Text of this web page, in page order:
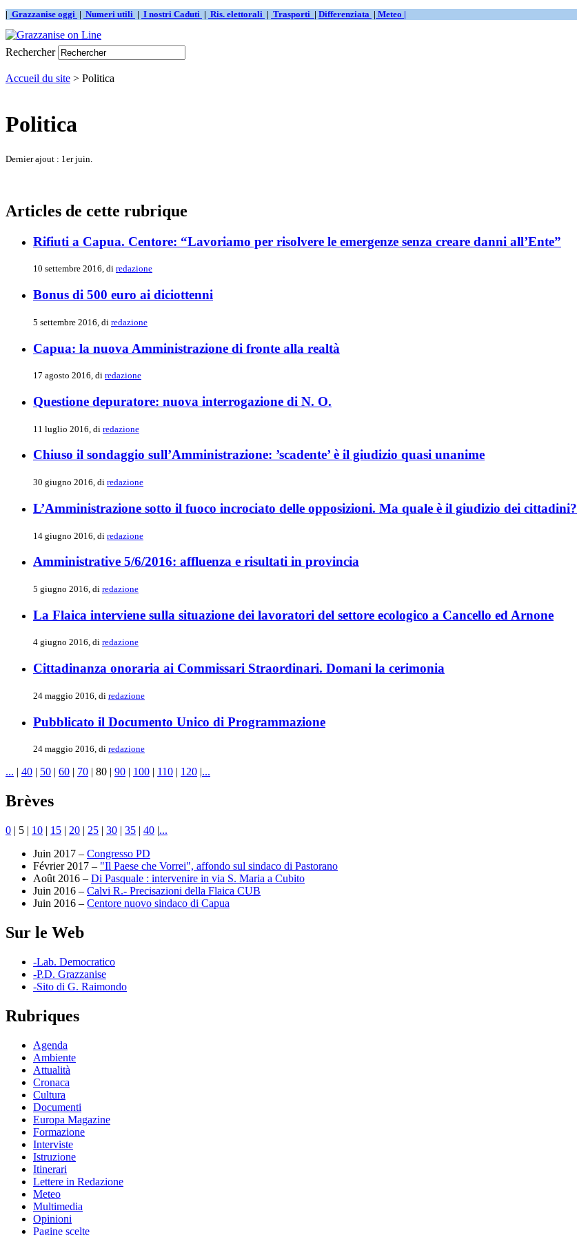
| Grazzanise oggi | Numeri utili | I nostri Caduti | Ris. elettorali | Trasporti | Differenziata | Meteo |
Rechercher
Accueil du site > Politica
Politica
Dernier ajout : 1er juin.
Articles de cette rubrique
Rifiuti a Capua. Centore: “Lavoriamo per risolvere le emergenze senza creare danni all’Ente”
10 settembre 2016, di redazione
Bonus di 500 euro ai diciottenni
5 settembre 2016, di redazione
Capua: la nuova Amministrazione di fronte alla realtà
17 agosto 2016, di redazione
Questione depuratore: nuova interrogazione di N. O.
11 luglio 2016, di redazione
Chiuso il sondaggio sull’Amministrazione: ’scadente’ è il giudizio quasi unanime
30 giugno 2016, di redazione
L’Amministrazione sotto il fuoco incrociato delle opposizioni. Ma quale è il giudizio dei cittadini?
14 giugno 2016, di redazione
Amministrative 5/6/2016: affluenza e risultati in provincia
5 giugno 2016, di redazione
La Flaica interviene sulla situazione dei lavoratori del settore ecologico a Cancello ed Arnone
4 giugno 2016, di redazione
Cittadinanza onoraria ai Commissari Straordinari. Domani la cerimonia
24 maggio 2016, di redazione
Pubblicato il Documento Unico di Programmazione
24 maggio 2016, di redazione
... | 40 | 50 | 60 | 70 | 80 | 90 | 100 | 110 | 120 |...
Brèves
0 | 5 | 10 | 15 | 20 | 25 | 30 | 35 | 40 |...
Juin 2017 – Congresso PD
Février 2017 – "Il Paese che Vorrei", affondo sul sindaco di Pastorano
Août 2016 – Di Pasquale : intervenire in via S. Maria a Cubito
Juin 2016 – Calvi R.- Precisazioni della Flaica CUB
Juin 2016 – Centore nuovo sindaco di Capua
Sur le Web
-Lab. Democratico
-P.D. Grazzanise
-Sito di G. Raimondo
Rubriques
Agenda
Ambiente
Attualità
Cronaca
Cultura
Documenti
Europa Magazine
Formazione
Interviste
Istruzione
Itinerari
Lettere in Redazione
Meteo
Multimedia
Opinioni
Pagine scelte